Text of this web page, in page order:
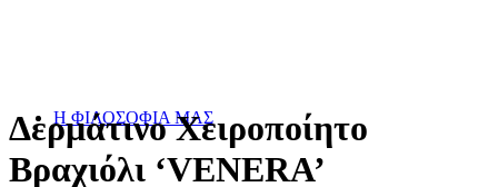
Η ΦΙΛΟΣΟΦΙΑ ΜΑΣ
Δερμάτινo Χειροποίητo
Βραχιόλι ‘VENERA’